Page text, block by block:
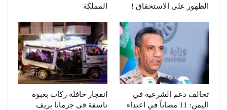
الظهور على الاستحقاق !
المملكة
تحالف دعم الشرعية في
اليمن: 11 مصاباً في اعتداء
انفجار حافلة ركاب بعبوة
ناسفة فى جرمانا بريف